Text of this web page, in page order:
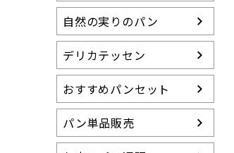
らくらく食パン
（介護用食パン）
15周年アニバーサ
リー
送料無料セット
グルテンカット スイ
自然の実りのパン
デリカテッセン
おすすめパンセット
パン単品販売